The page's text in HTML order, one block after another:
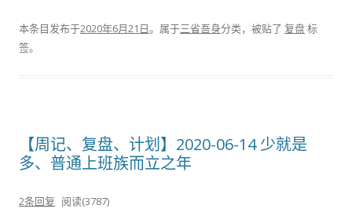
本条目发布于2020年6月21日。属于三省吾身分类，被贴了 复盘标
签。
【周记、复盘、计划】2020-06-14 少就是
多、普通上班族而立之年
2条回复 阅读(3787)